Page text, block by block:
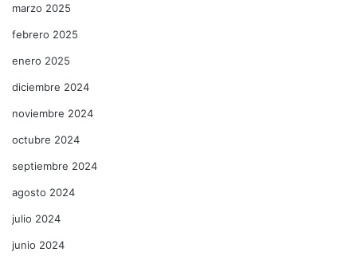
marzo 2025
febrero 2025
enero 2025
diciembre 2024
noviembre 2024
octubre 2024
septiembre 2024
agosto 2024
julio 2024
junio 2024